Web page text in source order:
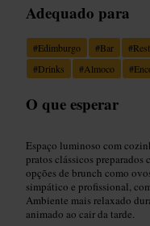
Adequado para
#Edimburgo #Bar #
#Drinks #Almoco #
O que esperar
Espaço luminoso com
pratos clássicos
opções de brunch como
simpático e profissional,
Ambiente mais relaxado
animado ao cair da tarde.